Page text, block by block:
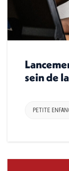
sein de
PETITE